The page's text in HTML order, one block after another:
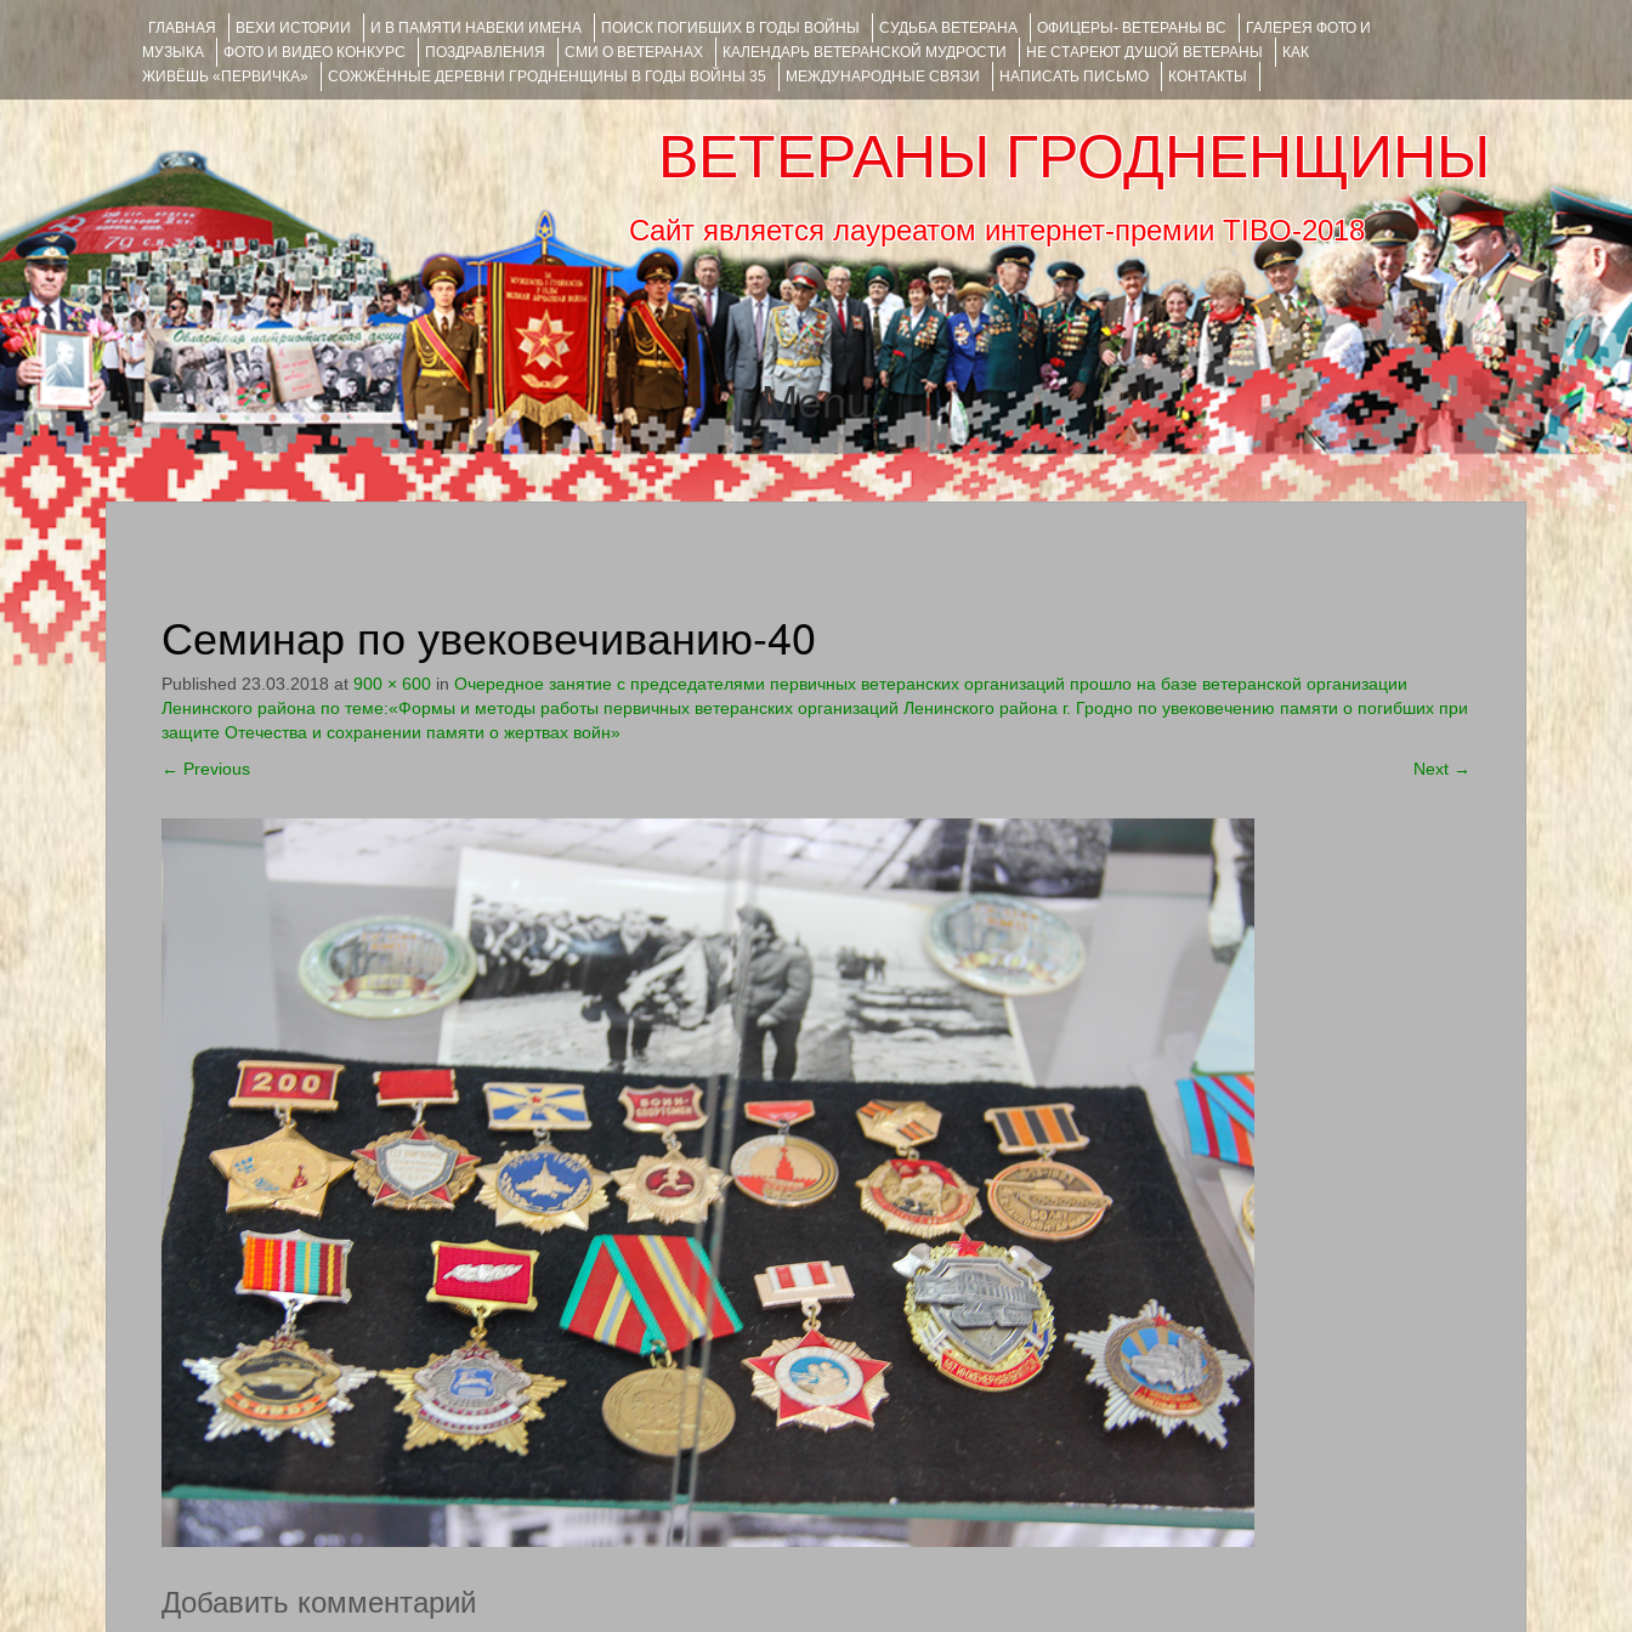
ГЛАВНАЯ ВЕХИ ИСТОРИИ И В ПАМЯТИ НАВЕКИ ИМЕНА ПОИСК ПОГИБШИХ В ГОДЫ ВОЙНЫ СУДЬБА ВЕТЕРАНА ОФИЦЕРЫ- ВЕТЕРАНЫ ВС
ГАЛЕРЕЯ ФОТО И
МУЗЫКА
ФОТО И ВИДЕО КОНКУРС ПОЗДРАВЛЕНИЯ СМИ О ВЕТЕРАНАХ КАЛЕНДАРЬ ВЕТЕРАНСКОЙ МУДРОСТИ НЕ СТАРЕЮТ ДУШОЙ ВЕТЕРАНЫ
КАК
ЖИВЁШЬ «ПЕРВИЧКА»
СОЖЖЁННЫЕ ДЕРЕВНИ ГРОДНЕНЩИНЫ В ГОДЫ ВОЙНЫ 35 МЕЖДУНАРОДНЫЕ СВЯЗИ НАПИСАТЬ ПИСЬМО КОНТАКТЫ
ВЕТЕРАНЫ ГРОДНЕНЩИНЫ
Сайт является лауреатом интернет-премии TIBO-2018
Menu
SKIP TO CONTENT
Семинар по увековечиванию-40
Published 23.03.2018 at 900 × 600 in Очередное занятие с председателями первичных ветеранских организаций прошло на базе ветеранской организации
Ленинского района по теме:«Формы и методы работы первичных ветеранских организаций Ленинского района г. Гродно по увековечению памяти о погибших при
защите Отечества и сохранении памяти о жертвах войн»
← Previous Next →
Добавить комментарий